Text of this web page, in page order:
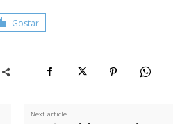
Gostar
Next article